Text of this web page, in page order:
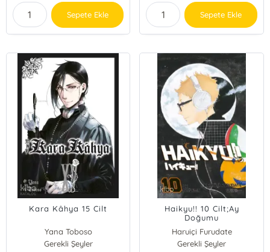
Sepete Ekle Sepete Ekle
Kara Kâhya 15 Cilt
Yana Toboso
Gerekli Şeyler
Haikyu!! 10 Cilt;Ay
Doğumu
Haruiçi Furudate
Gerekli Şeyler